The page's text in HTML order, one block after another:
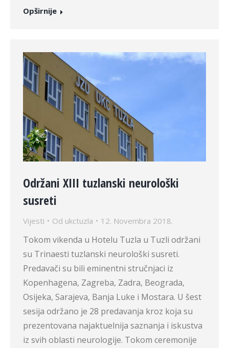
Opširnije
Održani XIII tuzlanski neurološki
susreti
Vijesti Od ukctuzla 12. Novembra 2018.
Tokom vikenda u Hotelu Tuzla u Tuzli održani
su Trinaesti tuzlanski neurološki susreti.
Predavači su bili eminentni stručnjaci iz
Kopenhagena, Zagreba, Zadra, Beograda,
Osijeka, Sarajeva, Banja Luke i Mostara. U šest
sesija održano je 28 predavanja kroz koja su
prezentovana najaktuelnija saznanja i iskustva
iz svih oblasti neurologije. Tokom ceremonije